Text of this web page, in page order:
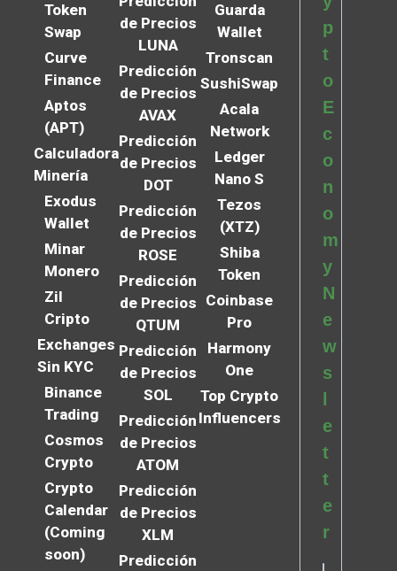
Token
Swap
Curve
Finance
Aptos
(APT)
Calculadora
Minería
Exodus
Wallet
Minar
Monero
Zil
Cripto
Exchanges
Sin KYC
Binance
Trading
Cosmos
Crypto
Crypto
Calendar
(Coming
soon)
de Precios
LUNA
Predicción
de Precios
AVAX
Predicción
de Precios
DOT
Predicción
de Precios
ROSE
Predicción
de Precios
QTUM
Predicción
de Precios
SOL
Predicción
de Precios
ATOM
Predicción
de Precios
XLM
Predicción
Guarda
Wallet
Tronscan
SushiSwap
Acala
Network
Ledger
Nano S
Tezos
(XTZ)
Shiba
Token
Coinbase
Pro
Harmony
One
Top Crypto
Influencers
p
t
o
E
c
o
n
o
m
y
N
e
w
s
e
t
t
e
r